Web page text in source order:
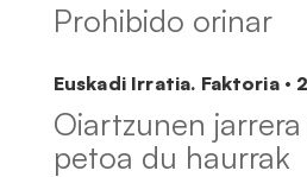
Prohibido orinar
Euskadi Irratia. Faktoria ·
Oiartzunen
petoa du haurrak